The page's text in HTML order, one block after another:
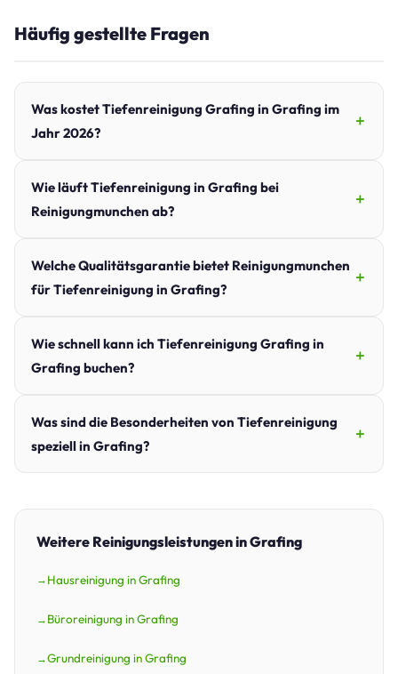
Häufig gestellte Fragen
Was kostet Tiefenreinigung Grafing in Grafing im
Jahr 2026?
Wie läuft Tiefenreinigung in Grafing bei
Reinigungmunchen ab?
Welche Qualitätsgarantie bietet Reinigungmunchen
für Tiefenreinigung in Grafing?
Wie schnell kann ich Tiefenreinigung Grafing in
Grafing buchen?
Was sind die Besonderheiten von Tiefenreinigung
speziell in Grafing?
Weitere Reinigungsleistungen in Grafing
Hausreinigung in Grafing
Büroreinigung in Grafing
Grundreinigung in Grafing